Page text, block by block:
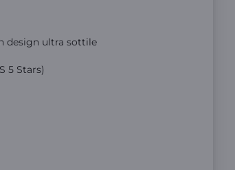
design ultra sottile
5 Stars)